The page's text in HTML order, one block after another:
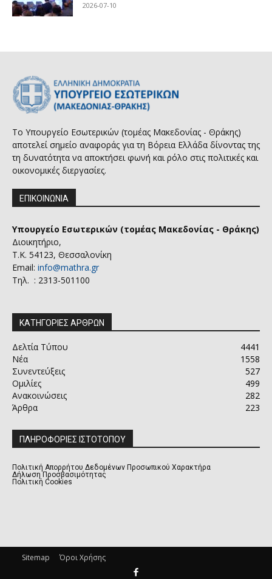
2026-07-10
Το Υπουργείο Εσωτερικών (τομέας Μακεδονίας - Θράκης)
αποτελεί σημείο αναφοράς για τη Βόρεια Ελλάδα δίνοντας της
τη δυνατότητα να αποκτήσει φωνή και ρόλο στις πολιτικές και
οικονομικές διεργασίες.
ΕΠΙΚΟΙΝΩΝΙΑ
Υπουργείο Εσωτερικών (τομέας Μακεδονίας - Θράκης)
Διοικητήριο,
Τ.Κ. 54123, Θεσσαλονίκη
Email: info@mathra.gr
Τηλ. : 2313-501100
ΚΑΤΗΓΟΡΙΕΣ ΑΡΘΡΩΝ
Δελτία Τύπου
4441
Νέα
1558
Συνεντεύξεις
527
Ομιλίες
499
Ανακοινώσεις
282
Άρθρα
223
ΠΛΗΡΟΦΟΡΙΕΣ ΙΣΤΟΤΟΠΟΥ
Πολιτική Απορρήτου Δεδομένων Προσωπικού Χαρακτήρα
Δήλωση Προσβασιμότητας
Πολιτική Cookies
Sitemap Όροι Χρήσης